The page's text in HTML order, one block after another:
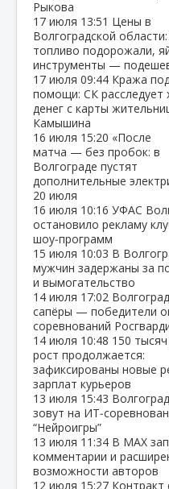
Рыкова
17 июля 13:51 Цены в
Волгоградской
топливо подорожали,
инструменты —
17 июля 09:44 Кража
помощи: СК расследует
денег с карты
Камышина
16 июля 15:20 «После
матча — без пробок: в
Волгограде пустят
дополнительные
20 июля
16 июля 10:16 УФАС
остановило рекламу
шоу‑программ
15 июля 10:03 В
мужчин задержаны за
и вымогательство
14 июля 17:02
сапёры — победители
соревнований
14 июля 10:48 150
рост продолжается:
зафиксированы новые
зарплат курьеров
13 июля 15:43
зовут на
“Нейроигры”
13 июля 11:34 В МАХ
комментарии и
возможности авторов
12 июля 15:27 Контракт